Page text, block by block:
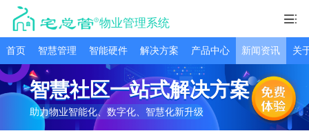
物业管理系统
首页 智慧管理 智能硬件 解决方案 产品中心 新闻资讯 关
智慧社区一站式解决方案
助力物业智能化、数字化、智慧化新升级